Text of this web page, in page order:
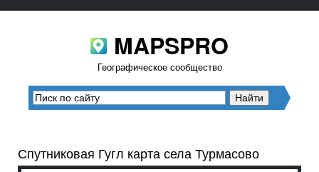
MAPSPRO
Географическое сообщество
Спутниковая Гугл карта села Турмасово